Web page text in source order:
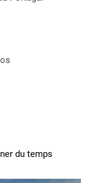
du temps